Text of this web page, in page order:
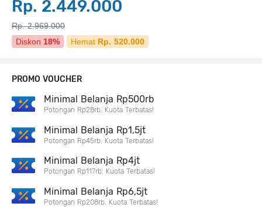
Rp. 2.449.000
Rp. 2.969.000
Diskon 18% Hemat Rp. 520.000
PROMO VOUCHER
Minimal Belanja Rp500rb
Potongan Rp28rb. Kuota Terbatas!
Minimal Belanja Rp1,5jt
Potongan Rp45rb. Kuota Terbatas!
Minimal Belanja Rp4jt
Potongan Rp117rb. Kuota Terbatas!
Minimal Belanja Rp6,5jt
Potongan Rp208rb. Kuota Terbatas!